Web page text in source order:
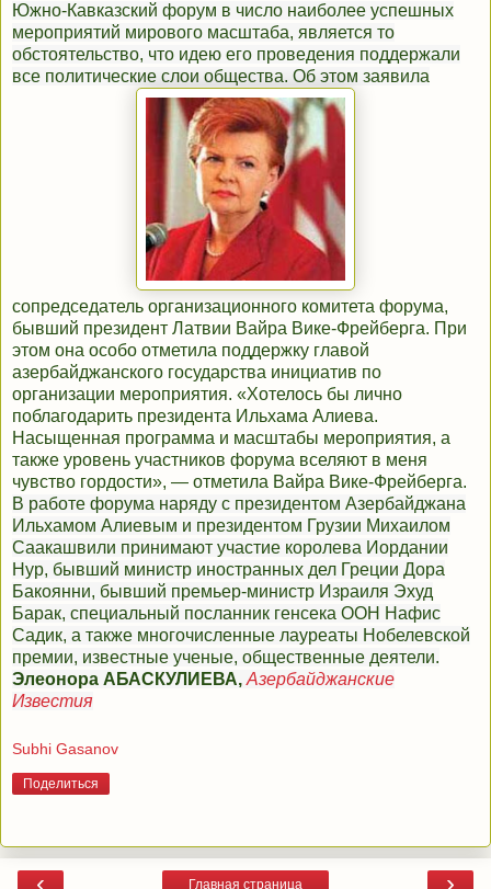
Южно-Кавказский форум в число наиболее успешных
мероприятий мирового масштаба, является то
обстоятельство, что идею его проведения поддержали
все политические слои общества. Об этом заявила
сопредседатель организационного комитета форума,
бывший президент Латвии Вайра Вике-Фрейберга. При
этом она особо отметила поддержку главой
азербайджанского государства инициатив по
организации мероприятия. «Хотелось бы лично
поблагодарить президента Ильxaма Aлиeва.
Насыщенная программа и масштабы мероприятия, а
также уровень участников форума вселяют в меня
чувство гордости», — отметила Вайра Вике-Фрейберга.
В работе форума наряду с президентом Азербайджана
Ильxaмом Aлиeвым и президентом Грузии Михаилом
Саакашвили принимают участие королева Иордании
Нур, бывший министр иностранных дел Греции Дора
Бакоянни, бывший премьер-министр Израиля Эхуд
Барак, специальный посланник генсека ООН Нафис
Садик, а также многочисленные лауреаты Нобелевской
премии, известные ученые, общественные деятели.
Элеонора АБАСКУЛИЕВА, Азербайджанские
Известия
Subhi Gasanov
Поделиться
‹ ›
Главная страница